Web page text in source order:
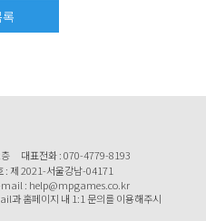
대표전화 : 070-4779-8193
: 제 2021-서울강남-04171
mail : help@mpgames.co.kr
과 홈페이지 내 1:1 문의를 이용해주시